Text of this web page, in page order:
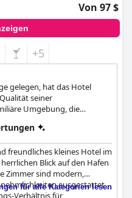
Von 97 $
+5
gelegen, hat das Hotel
seiner
Umgebung, die
bieten einen idealen,
Entspannung.
freundliches kleines Hotel im
Blick auf den Hafen
Zimmer sind modern,
ausgestattet
Verhältnis für
für alle Kategorien lesen